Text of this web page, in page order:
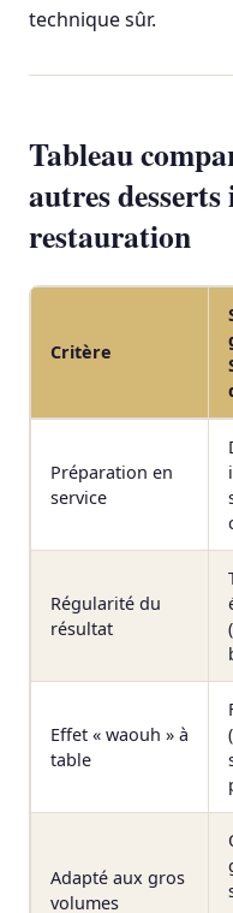
technique sûr.
Tableau
autres
restauration
Critère
Préparation en
service
Régularité du
résultat
Effet « waouh » à
table
Adapté aux gros
volumes